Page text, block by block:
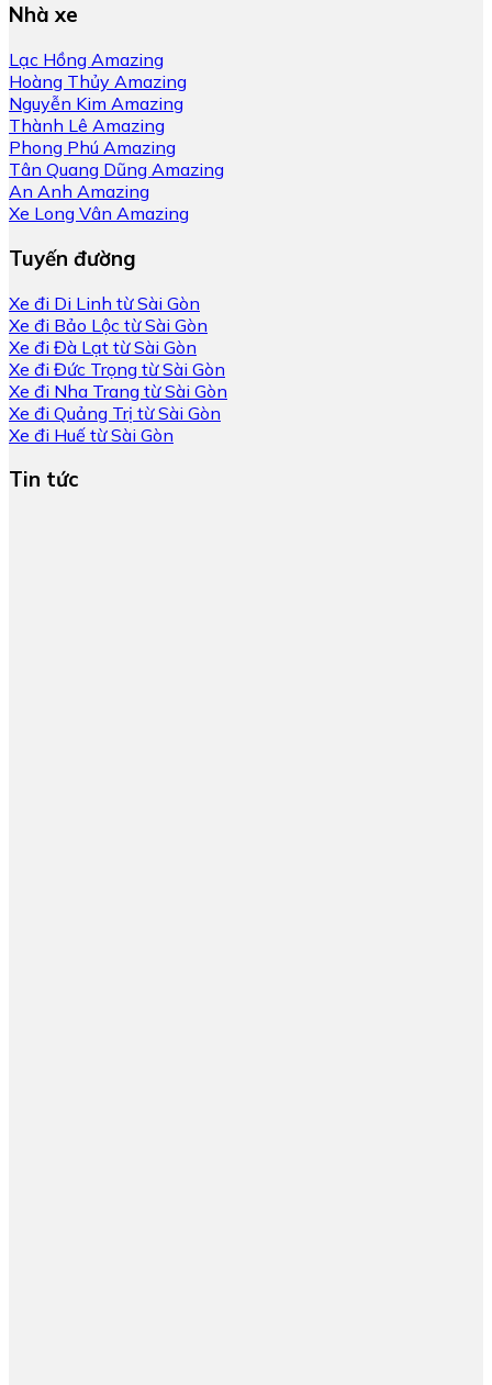
Nhà xe
Lạc Hồng Amazing
Hoàng Thủy Amazing
Nguyễn Kim Amazing
Thành Lê Amazing
Phong Phú Amazing
Tân Quang Dũng Amazing
An Anh Amazing
Xe Long Vân Amazing
Tuyến đường
Xe đi Di Linh từ Sài Gòn
Xe đi Bảo Lộc từ Sài Gòn
Xe đi Đà Lạt từ Sài Gòn
Xe đi Đức Trọng từ Sài Gòn
Xe đi Nha Trang từ Sài Gòn
Xe đi Quảng Trị từ Sài Gòn
Xe đi Huế từ Sài Gòn
Tin tức